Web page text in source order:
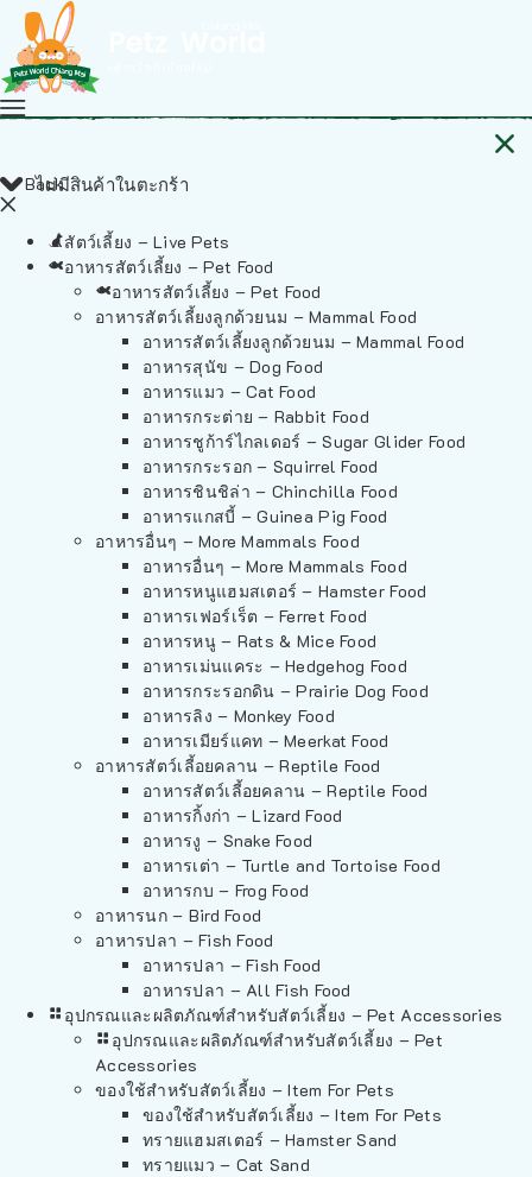
ไม่มีสินค้าในตะกร้า
Back
สัตว์เลี้ยง – Live Pets
อาหารสัตว์เลี้ยง – Pet Food
อาหารสัตว์เลี้ยง – Pet Food
อาหารสัตว์เลี้ยงลูกด้วยนม – Mammal Food
อาหารสัตว์เลี้ยงลูกด้วยนม – Mammal Food
อาหารสุนัข – Dog Food
อาหารแมว – Cat Food
อาหารกระต่าย – Rabbit Food
อาหารชูก้าร์ไกลเดอร์ – Sugar Glider Food
อาหารกระรอก – Squirrel Food
อาหารชินชิล่า – Chinchilla Food
อาหารแกสบี้ – Guinea Pig Food
อาหารอื่นๆ – More Mammals Food
อาหารอื่นๆ – More Mammals Food
อาหารหนูแฮมสเตอร์ – Hamster Food
อาหารเฟอร์เร็ต – Ferret Food
อาหารหนู – Rats & Mice Food
อาหารเม่นแคระ – Hedgehog Food
อาหารกระรอกดิน – Prairie Dog Food
อาหารลิง – Monkey Food
อาหารเมียร์แคท – Meerkat Food
อาหารสัตว์เลี้อยคลาน – Reptile Food
อาหารสัตว์เลี้อยคลาน – Reptile Food
อาหารกิ้งก่า – Lizard Food
อาหารงู – Snake Food
อาหารเต่า – Turtle and Tortoise Food
อาหารกบ – Frog Food
อาหารนก – Bird Food
อาหารปลา – Fish Food
อาหารปลา – Fish Food
อาหารปลา – All Fish Food
อุปกรณและผลิตภัณฑ์สำหรับสัตว์เลี้ยง – Pet Accessories
อุปกรณและผลิตภัณฑ์สำหรับสัตว์เลี้ยง – Pet
Accessories
ของใช้สำหรับสัตว์เลี้ยง – Item For Pets
ของใช้สำหรับสัตว์เลี้ยง – Item For Pets
ทรายแฮมสเตอร์ – Hamster Sand
ทรายแมว – Cat Sand